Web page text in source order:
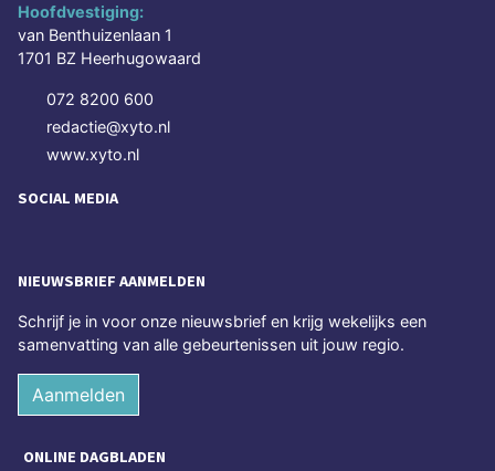
Hoofdvestiging:
van Benthuizenlaan 1
1701 BZ Heerhugowaard
072 8200 600
redactie@xyto.nl
www.xyto.nl
SOCIAL MEDIA
NIEUWSBRIEF AANMELDEN
Schrijf je in voor onze nieuwsbrief en krijg wekelijks een
samenvatting van alle gebeurtenissen uit jouw regio.
Aanmelden
ONLINE DAGBLADEN